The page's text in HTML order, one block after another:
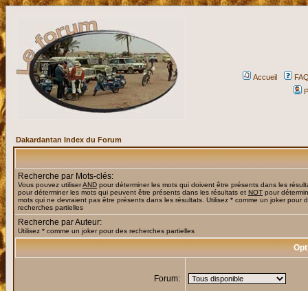
Accueil
Dakardantan Index du Forum
Recherche par Mots-clés:
Vous pouvez utiliserAND pour déterminer les mots qui doivent être présents dans les
pour déterminer les mots qui peuvent être présents dans les résultats et NOT pour
mots qui ne devraient pas être présents dans les résultats. Utilisez * comme un joker pour
recherches partielles
Recherche par Auteur:
Utilisez * comme un joker pour des recherches partielles
Forum: